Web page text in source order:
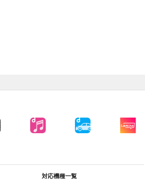
対応機種一覧